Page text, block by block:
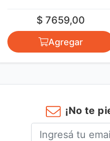
$ 7659,00
Agregar
¡No te